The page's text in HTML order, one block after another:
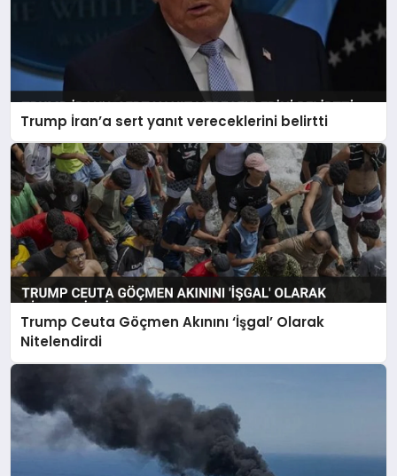
Trump İran’a sert yanıt vereceklerini belirtti
Trump Ceuta Göçmen Akınını ‘İşgal’ Olarak
Nitelendirdi